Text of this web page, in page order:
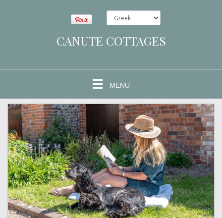
CANUTE COTTAGES
MENU